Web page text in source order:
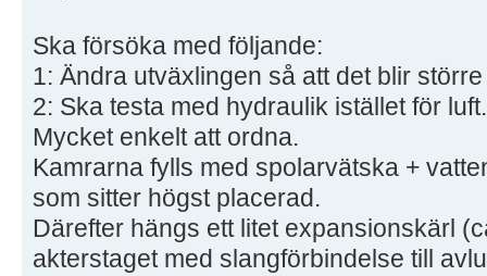
Ska försöka med följande:
1: Ändra utväxlingen så att det blir
2: Ska testa med hydraulik istället för luft.
Mycket enkelt att ordna.
Kamrarna fylls med spolarvätska +
som sitter högst placerad.
Därefter hängs ett litet expansionskärl
akterstaget med slangförbindelse till